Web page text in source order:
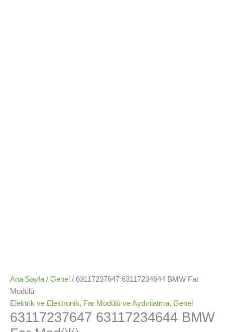
Ana Sayfa / Genel / 63117237647 63117234644 BMW Far
Modülü
Elektrik ve Elektronik, Far Modülü ve Aydınlatma, Genel
63117237647 63117234644 BMW